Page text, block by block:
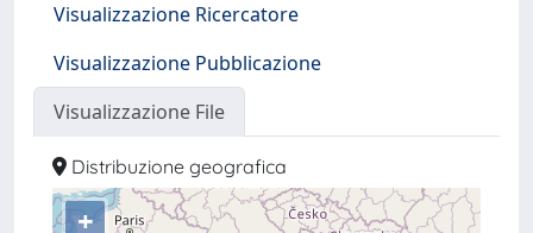
Visualizzazione Ricercatore
Visualizzazione Pubblicazione
Visualizzazione File
Distribuzione geografica
+